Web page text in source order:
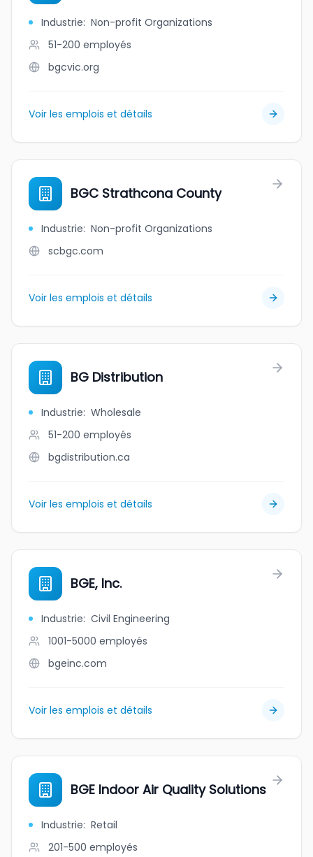
Industrie: Non-profit Organizations
51-200 employés
bgcvic.org
Voir les emplois et détails
BGC Strathcona County
Industrie: Non-profit Organizations
scbgc.com
Voir les emplois et détails
BG Distribution
Industrie: Wholesale
51-200 employés
bgdistribution.ca
Voir les emplois et détails
BGE, Inc.
Industrie: Civil Engineering
1001-5000 employés
bgeinc.com
Voir les emplois et détails
BGE Indoor Air Quality Solutions
Industrie: Retail
201-500 employés